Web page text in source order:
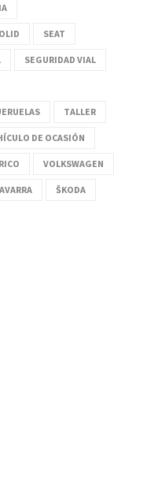
SEAT
SEGURIDAD VIAL
TALLER
DE OCASIÓN
VOLKSWAGEN
ŠKODA